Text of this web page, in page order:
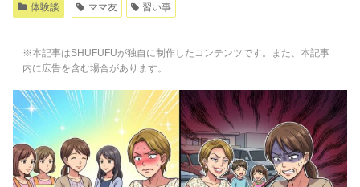
体験談 ママ友 習い事
※本記事はSHUFUFUが独自に制作したコンテンツです。また、本記事
内に広告を含む場合があります。